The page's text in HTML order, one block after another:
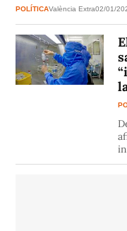
POLÍTICAValència Extra02/01/